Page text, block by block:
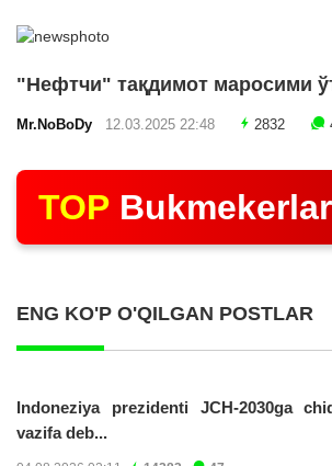
"Нефтчи" тақдимот маросими
Mr.NoBoDy 12.03.2025 22:48 2832
TOP Bukmekerlar
ENG KO'P O'QILGAN POSTLAR
Indoneziya prezidenti JCH-2030ga
vazifa deb...